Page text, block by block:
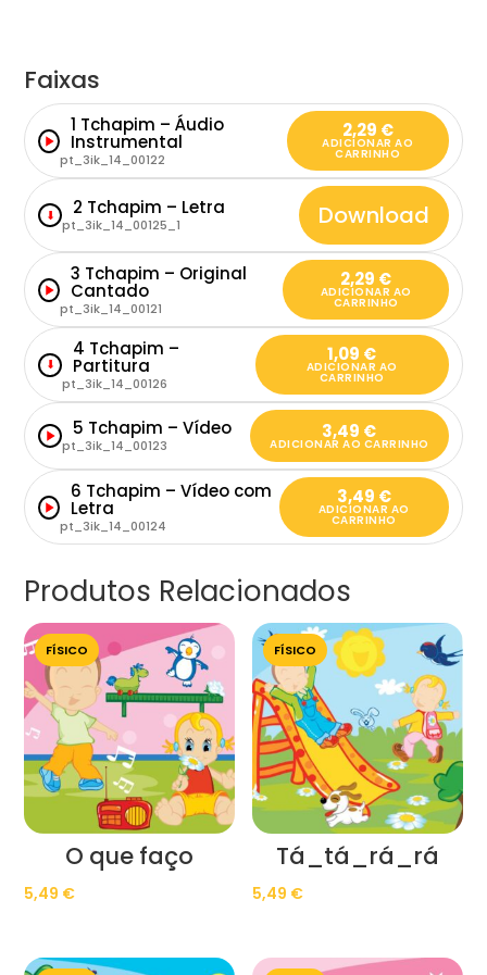
Faixas
1 Tchapim – Áudio
Instrumental
pt_3ik_14_00122
2,29 €
ADICIONAR AO
CARRINHO
⬇ 2 Tchapim – Letra
pt_3ik_14_00125_1 Download
3 Tchapim – Original
Cantado
pt_3ik_14_00121
2,29 €
ADICIONAR AO
CARRINHO
⬇
4 Tchapim –
Partitura
pt_3ik_14_00126
1,09 €
ADICIONAR AO
CARRINHO
5 Tchapim – Vídeo
pt_3ik_14_00123
3,49 €
ADICIONAR AO CARRINHO
6 Tchapim – Vídeo com
Letra
pt_3ik_14_00124
3,49 €
ADICIONAR AO
CARRINHO
Produtos Relacionados
FÍSICO
O que faço
5,49 €
FÍSICO
Tá_tá_rá_rá
5,49 €